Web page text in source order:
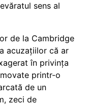
sens al
de la Cambridge
acuzațiilor că ar
în privința
printr-o
de un
zeci de